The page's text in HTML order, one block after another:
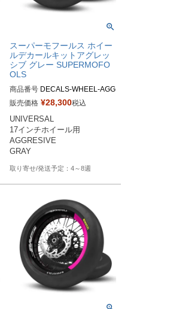
スーパーモフールス ホイー
ルデカールキットアグレッ
シブ グレー SUPERMOFO
OLS
商品番号 DECALS-WHEEL-AGG
-GB
RES-GB
販売価格 ¥28,300税込
UNIVERSAL
17インチホイール用
AGGRESIVE
4～8週